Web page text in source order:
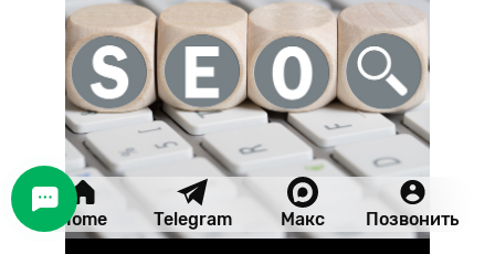
Home Telegram Макс Позвонить